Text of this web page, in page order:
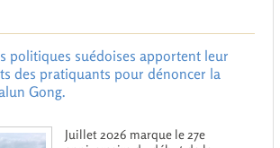
politiques suédoises apportent leur
des pratiquants pour dénoncer la
Gong.
Juillet 2026 marque le 27e